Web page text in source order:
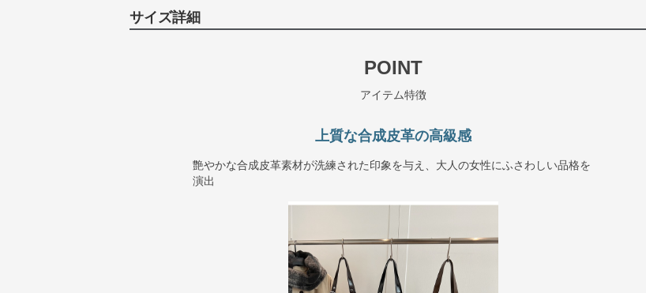
サイズ詳細
POINT
アイテム特徴
上質な合成皮革の高級感
艶やかな合成皮革素材が洗練された印象を与え、大人の女性にふさわしい品格を
演出